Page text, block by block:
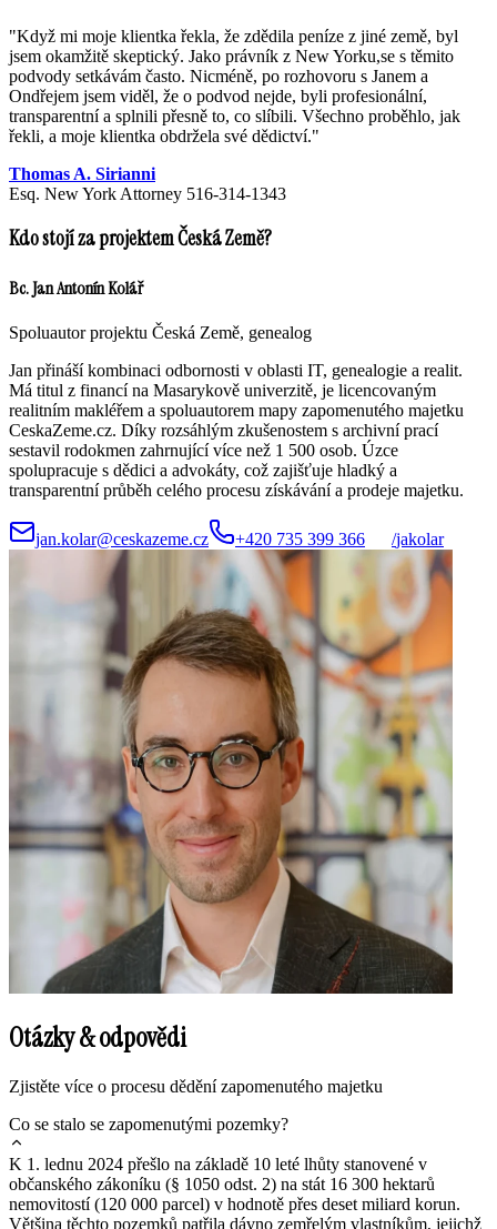
"Když mi moje klientka řekla, že zdědila peníze z jiné země, byl
jsem okamžitě skeptický. Jako právník z New Yorku,se s těmito
podvody setkávám často. Nicméně, po rozhovoru s Janem a
Ondřejem jsem viděl, že o podvod nejde, byli profesionální,
transparentní a splnili přesně to, co slíbili. Všechno proběhlo, jak
řekli, a moje klientka obdržela své dědictví."
Thomas A. Sirianni
Esq. New York Attorney 516-314-1343
Kdo stojí za projektem Česká Země?
Bc. Jan Antonín Kolář
Spoluautor projektu Česká Země, genealog
Jan přináší kombinaci odbornosti v oblasti IT, genealogie a realit.
Má titul z financí na Masarykově univerzitě, je licencovaným
realitním makléřem a spoluautorem mapy zapomenutého majetku
CeskaZeme.cz. Díky rozsáhlým zkušenostem s archivní prací
sestavil rodokmen zahrnující více než 1 500 osob. Úzce
spolupracuje s dědici a advokáty, což zajišťuje hladký a
transparentní průběh celého procesu získávání a prodeje majetku.
jan.kolar@ceskazeme.cz +420 735 399 366 /jakolar
Otázky & odpovědi
Zjistěte více o procesu dědění zapomenutého majetku
Co se stalo se zapomenutými pozemky?
K 1. lednu 2024 přešlo na základě 10 leté lhůty stanovené v
občanského zákoníku (§ 1050 odst. 2) na stát 16 300 hektarů
nemovitostí (120 000 parcel) v hodnotě přes deset miliard korun.
Většina těchto pozemků patřila dávno zemřelým vlastníkům, jejichž